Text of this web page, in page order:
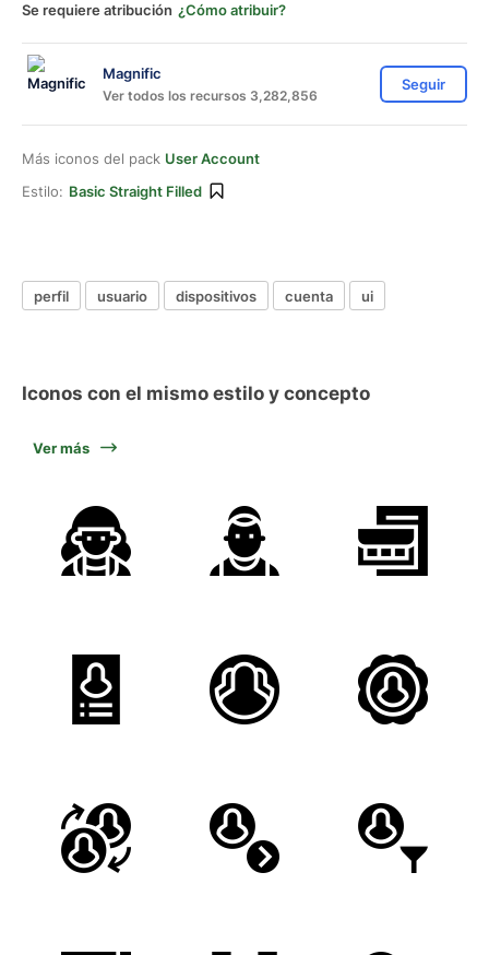
Se requiere atribución ¿Cómo atribuir?
Magnific
Ver todos los recursos 3,282,856
Seguir
Más iconos del pack User Account
Estilo: Basic Straight Filled
perfil usuario dispositivos cuenta ui
Iconos con el mismo estilo y concepto
Ver más